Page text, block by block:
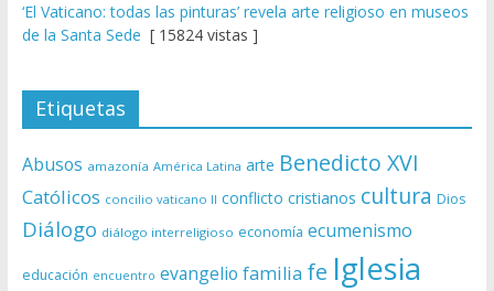
‘El Vaticano: todas las pinturas’ revela arte religioso en museos
de la Santa Sede [ 15824 vistas ]
Etiquetas
Abusos amazonía América Latina arte Benedicto XVI
Católicos concilio vaticano II conflicto cristianos cultura Dios
Diálogo diálogo interreligioso economía ecumenismo
educación encuentro evangelio familia fe Iglesia